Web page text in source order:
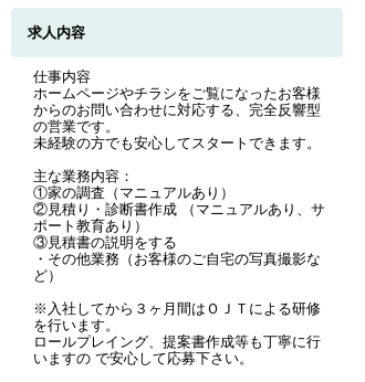
求人内容
仕事内容
ホームページやチラシをご覧になったお客様
からのお問い合わせに対応する、完全反響型
の営業です。
未経験の方でも安心してスタートできます。
主な業務内容：
①家の調査（マニュアルあり）
②見積り・診断書作成 （マニュアルあり、サ
ポート教育あり）
③見積書の説明をする
・その他業務（お客様のご自宅の写真撮影な
ど）
※入社してから３ヶ月間はＯＪＴによる研修
を行います。
ロールプレイング、提案書作成等も丁寧に行
いますの で安心して応募下さい。